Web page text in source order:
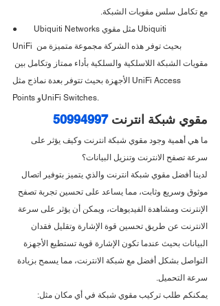
مع تكامل سلس مقويات الشبكة.
●        Ubiquiti Networks مثل مقوي Ubiquiti
UniFi بحيث توفر هذه الشركة مجموعة متميزة من
مقويات الشبكة اللاسلكية والسلكية بأداء ممتاز وتكامل بين
الأجهزة بحيث تتوفر بعدة نماذج مثل UniFi Access
Points وUniFi Switches.
مقوي شبكة انترنت 50994997
ما هي أهمية وجود مقوي شبكة انترنت وكيف يؤثر على
سرعة تصفح الانترنت وتنزيل البيانات؟
لدينا أفضل مقوي شبكة انترنت والذي يتميز بتوفير اتصال
موثوق وسريع وثابت، مما يساعد على تحسين تجربة تصفح
الإنترنت ومشاهدة الفيديوهات، ويمكن أن يؤثر على سرعة
الانترنت عن طريق تحسين قوة الإشارة وتقليل فقدان
البيانات بحيث عندما تكون الإشارة قوية تستطيع الأجهزة
التواصل بشكل أفضل مع شبكة الانترنت، مما يسمح بزيادة
سرعة التحميل.
يمكنكم طلب تركيب مقوي شبكة في أي مكان مثل: